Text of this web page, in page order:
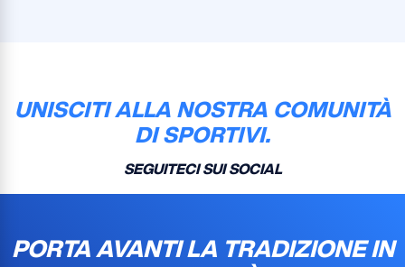
UNISCITI ALLA NOSTRA COMUNITÀ
DI SPORTIVI.
SEGUITECI SUI SOCIAL
PORTA AVANTI LA TRADIZIONE IN